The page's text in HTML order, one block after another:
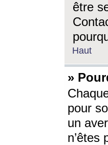
être
Haut
»
pour
un
n’êtes